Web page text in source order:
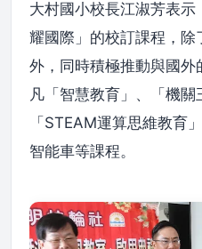
大村國小校長江淑芳表
耀國際」的校訂課程，除
外，同時積極推動與國
凡「智慧教育」、「機
「STEAM運算思維教育
智能車等課程。